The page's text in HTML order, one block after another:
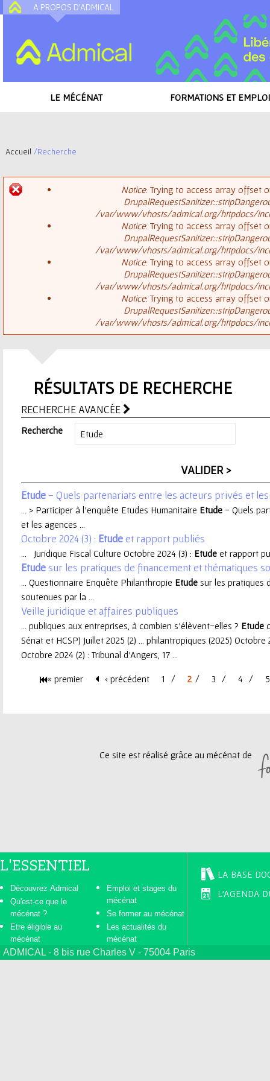
A PROPOS D'ADMICAL
LE MÉCÉNAT FORMATIONS ET
Accueil /Recherche
e
d
r
r
e
u
r
Notice: Trying to access array offset
/var/www/vhosts/admical.org/httpdocs/
Notice: Trying to access array offset
/var/www/vhosts/admical.org/httpdocs/
Notice: Trying to access array offset
/var/www/vhosts/admical.org/httpdocs/
Notice: Trying to access array offset
/var/www/vhosts/admical.org/httpdocs/
RÉSULTATS DE RECHERCHE
RECHERCHE AVANCÉE
Recherche
Etude - Quels partenariats entre les acteurs privés et
... > Participer à l'enquête Etudes Humanitaire Etude - Quels
et les agences ...
Octobre 2024 (3) : Etudeet rapport publiés
... Juridique Fiscal Culture Octobre 2024 (3) : Etude et rapport
Etude sur les pratiques de financement et thématiques
... Questionnaire Enquête Philanthropie Etude sur les pratiques
soutenues par la ...
Veille juridique et affaires publiques
... publiques aux entreprises, à combien s'élèvent-elles ? Etude
Sénat et HCSP) Juillet 2025 (2) ... philantropiques (2025) Octobre
Octobre 2024 (2) : Tribunal d'Angers, 17 ...
« premier ‹ précédent 1 2 3 4 5
Ce site est réalisé grâce au mécénat de
L'ESSENTIEL
Découvrez Admical
Qu'est-ce que le
mécénat ?
Etre éligible au
mécénat
Emploi et stages du
mécénat
Se former au mécénat
Les actualités du
mécénat
LA BASE
L'AGENDA
ADMICAL - 8 bis rue Charles V - 75004 Paris